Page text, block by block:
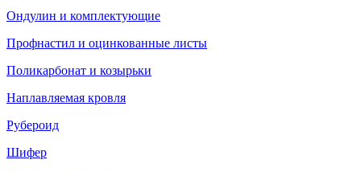
Ондулин и комплектующие
Профнастил и оцинкованные листы
Поликарбонат и козырьки
Наплавляемая кровля
Рубероид
Шифер